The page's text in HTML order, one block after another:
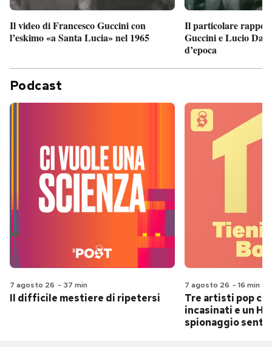
Il video di Francesco Guccini con
l’eskimo «a Santa Lucia» nel 1965
Il particolare
Guccini e Lucio
d’epoca
Podcast
7 agosto 26 - 37 min
Il difficile mestiere di ripetersi
7 agosto 26 - 16 min
Tre artisti pop
incasinati e un
spionaggio